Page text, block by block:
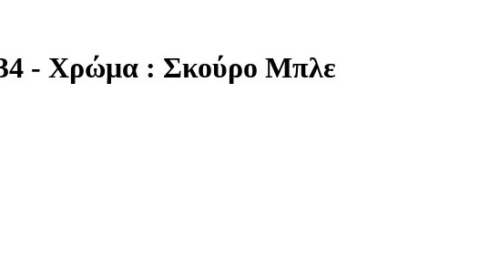
- Χρώμα : Σκούρο Μπλε